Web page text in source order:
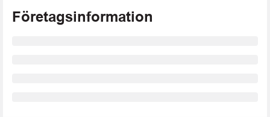
Företagsinformation